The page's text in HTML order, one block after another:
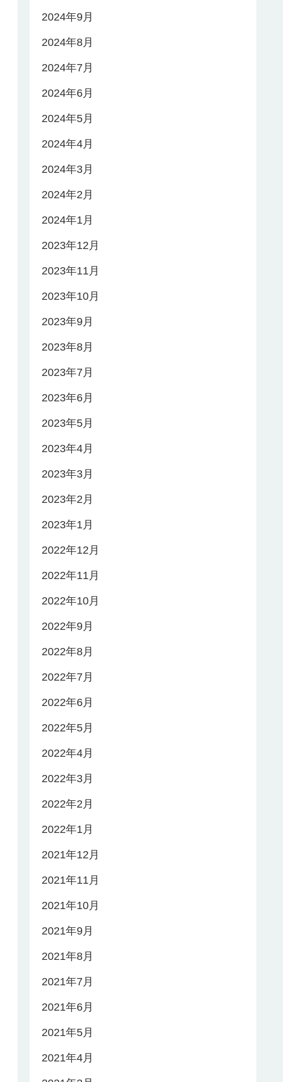
2024年9月
2024年8月
2024年7月
2024年6月
2024年5月
2024年4月
2024年3月
2024年2月
2024年1月
2023年12月
2023年11月
2023年10月
2023年9月
2023年8月
2023年7月
2023年6月
2023年5月
2023年4月
2023年3月
2023年2月
2023年1月
2022年12月
2022年11月
2022年10月
2022年9月
2022年8月
2022年7月
2022年6月
2022年5月
2022年4月
2022年3月
2022年2月
2022年1月
2021年12月
2021年11月
2021年10月
2021年9月
2021年8月
2021年7月
2021年6月
2021年5月
2021年4月